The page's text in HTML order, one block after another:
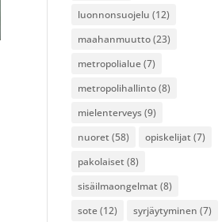
luonnonsuojelu (12)
maahanmuutto(23)
metropolialue(7)
metropolihallinto(8)
mielenterveys(9)
nuoret (58) opiskelijat (7)
pakolaiset (8)
sisäilmaongelmat (8)
sote(12) syrjäytyminen (7)